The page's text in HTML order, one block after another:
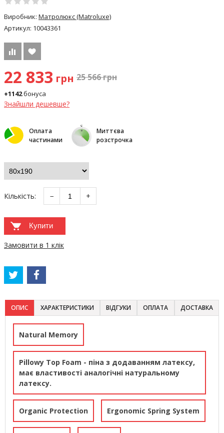
Виробник: Матролюкс (Matroluxe)
Артикул: 10043361
22 833 грн 25 566грн
+1142бонуса
Знайшли дешевше?
Оплата
частинами
Миттєва
розстрочка
Кількість: − +
Купити
Замовити в 1 клік
ОПИС ХАРАКТЕРИСТИКИ ВІДГУКИ ОПЛАТА ДОСТАВКА
Natural Memory
Pillowy Top Foam - піна з додаванням латексу,
має властивості аналогічні натуральному
латексу.
Organic Protection Ergonomic Spring System